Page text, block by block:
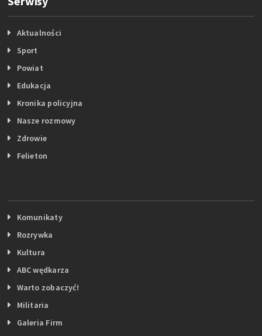
Aktualności
Sport
Powiat
Edukacja
Kronika policyjna
Nasze rozmowy
Zdrowie
Felieton
Komunikaty
Rozrywka
Kultura
ABC wędkarza
Warto zobaczyć!
Militaria
Galeria Firm